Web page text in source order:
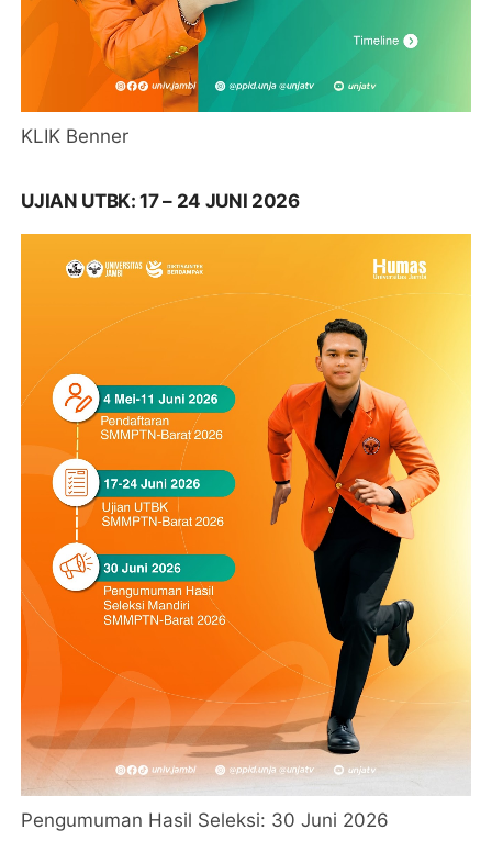
KLIK Benner
UJIAN UTBK: 17 – 24 JUNI 2026
Pengumuman Hasil Seleksi: 30 Juni 2026